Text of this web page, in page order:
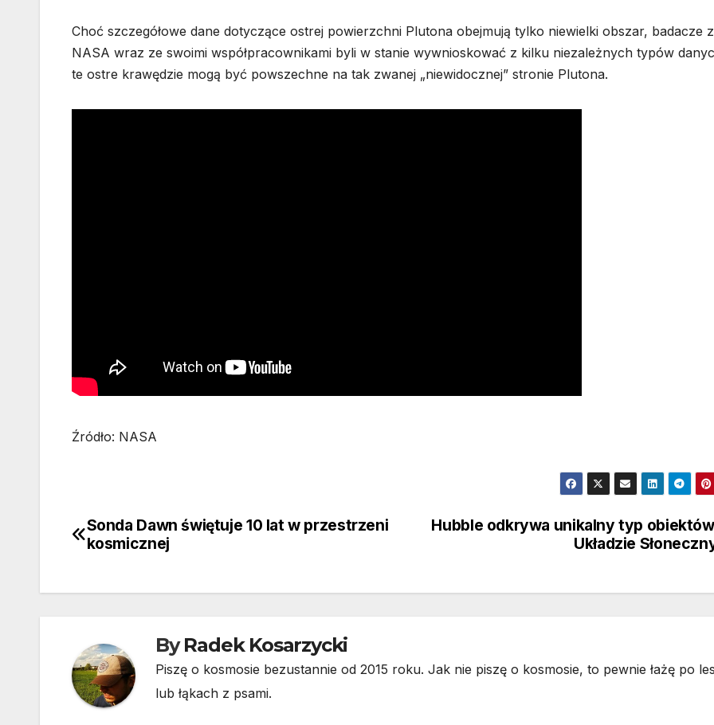
Choć szczegółowe dane dotyczące ostrej powierzchni Plutona obejmują tylko niewielki obszar, badacze z
NASA wraz ze swoimi współpracownikami byli w stanie wywnioskować z kilku niezależnych typów
te ostre krawędzie mogą być powszechne na tak zwanej „niewidocznej” stronie Plutona.
Źródło: NASA
Nawigacja
Hubble odkrywa unikalny typ
Układzie
Sonda Dawn świętuje 10 lat w przestrzeni
kosmicznej
ByRadek Kosarzycki
Piszę o kosmosie bezustannie od 2015 roku. Jak nie piszę o kosmosie, to pewnie łażę po
lub łąkach z psami.